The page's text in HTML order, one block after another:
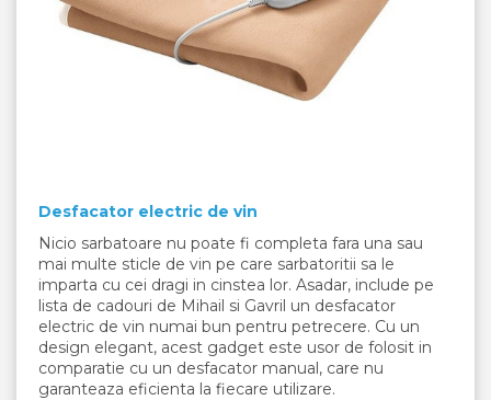
Desfacator electric de vin
Nicio sarbatoare nu poate fi completa fara una sau
mai multe sticle de vin pe care sarbatoritii sa le
imparta cu cei dragi in cinstea lor. Asadar, include pe
lista de cadouri de Mihail si Gavril un desfacator
electric de vin numai bun pentru petrecere. Cu un
design elegant, acest gadget este usor de folosit in
comparatie cu un desfacator manual, care nu
garanteaza eficienta la fiecare utilizare.